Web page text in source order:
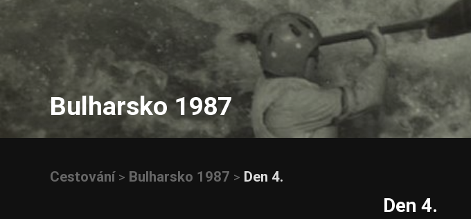
Bulharsko 1987
Cestování > Bulharsko 1987 > Den 4.
Den 4.